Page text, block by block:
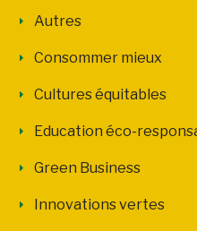
Autres
Consommer mieux
Cultures équitables
Education éco-
Green Business
Innovations vertes